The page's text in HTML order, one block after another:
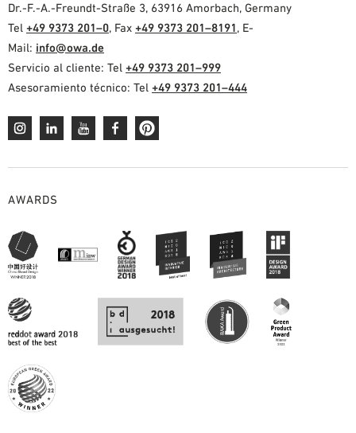
Dr.-F.-A.-Freundt-Straße 3, 63916 Amorbach, Germany
Tel +49 9373 201–0, Fax +49 9373 201–8191, E-
Mail: info@owa.de
Servicio al cliente: Tel +49 9373 201–999
Asesoramiento técnico: Tel +49 9373 201–444
AWARDS